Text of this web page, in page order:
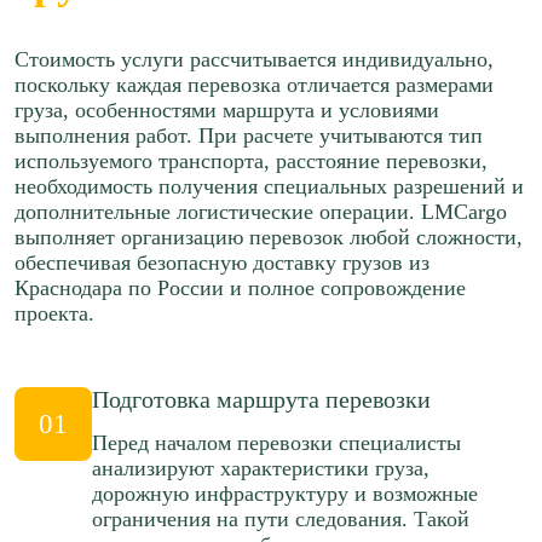
Рассчитать
Краснодар → Нижний Новгород
≈99057р.
65 р/км.
Рассчитать
Рассчитать
Краснодар → Екатеринбург
Краснодар → Новосибирск
≈493328р.
124 р/км.
Краснодар → Санкт-Петербург
Рассчитать
Краснодар → Челябинск
≈275540р.
Стоимость услуги рассчитывается индивидуально,
поскольку каждая перевозка отличается размерами
груза, особенностями маршрута и условиями
выполнения работ. При расчете учитываются тип
используемого транспорта, расстояние перевозки,
необходимость получения специальных разрешений и
дополнительные логистические операции. LMCargo
выполняет организацию перевозок любой сложности,
обеспечивая безопасную доставку грузов из
Краснодара по России и полное сопровождение
проекта.
01
Подготовка маршрута перевозки
Перед началом перевозки специалисты
анализируют характеристики груза,
дорожную инфраструктуру и возможные
ограничения на пути следования. Такой